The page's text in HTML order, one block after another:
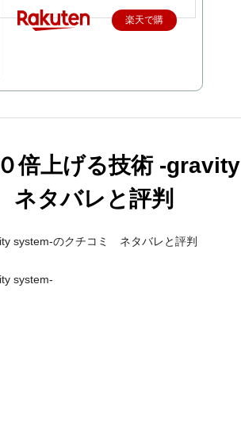
楽天で購
倍上げる技術 -gravity
タバレと評判
system-のクチコミ ネタバレと評判
system-